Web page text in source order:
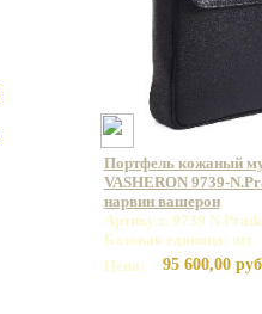
Портфель кожаный
VASHERON 9739-
нарвин вашерон
Артикул: 9739
Базовая единица: шт
Цена:
95 600,00